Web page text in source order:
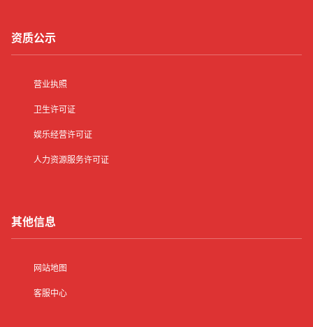
资质公示
营业执照
卫生许可证
娱乐经营许可证
人力资源服务许可证
其他信息
网站地图
客服中心